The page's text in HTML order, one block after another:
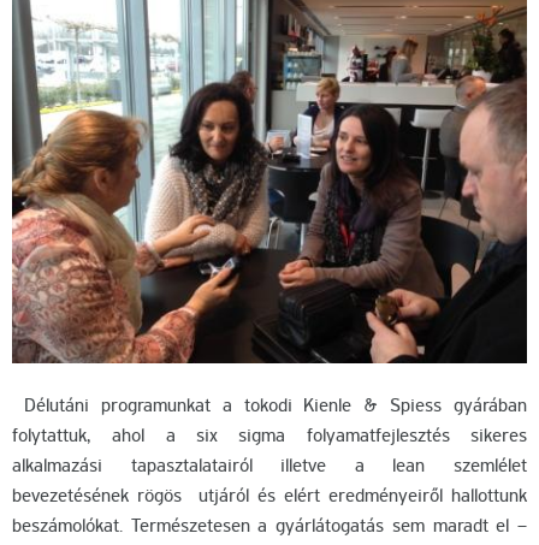
Délutáni programunkat a tokodi Kienle & Spiess gyárában
folytattuk, ahol a six sigma folyamatfejlesztés sikeres
alkalmazási tapasztalatairól illetve a lean szemlélet
bevezetésének rögös utjáról és elért eredményeiről hallottunk
beszámolókat. Természetesen a gyárlátogatás sem maradt el –